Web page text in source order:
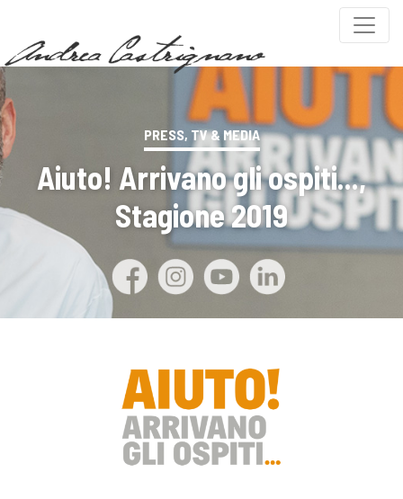
PRESS, TV & MEDIA
Aiuto! Arrivano gli ospiti...,
Stagione 2019